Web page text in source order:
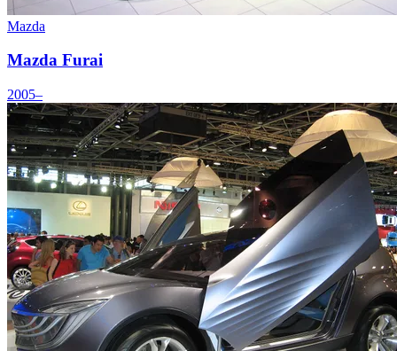
Mazda
Mazda Furai
2005–